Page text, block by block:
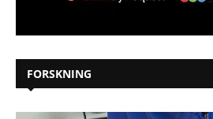
FORSKNING